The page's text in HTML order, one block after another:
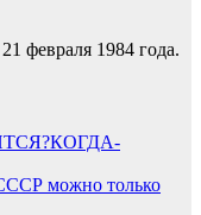
февраля 1984 года.
КОГДА-